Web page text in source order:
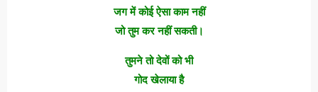
जग में कोई ऐसा काम नहीं
जो तुम कर नहीं सकती।
तुमने तो देवों को भी
गोद खेलाया है